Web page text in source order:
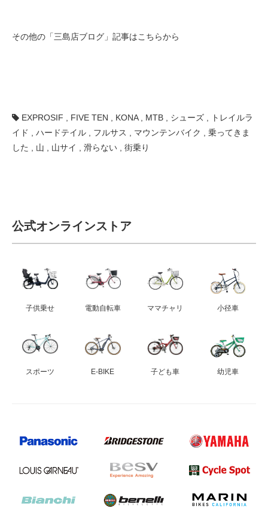
その他の「三島店ブログ」記事はこちらから
EXPROSIF FIVE TEN KONA, MTB シューズ
トレイルラ
イド
ハードテイル フルサス マウンテンバイク
乗ってきま
した
山 山サイ 滑らない 街乗り
公式オンラインストア
子供乗せ 電動自転車 ママチャリ 小径車
スポーツ E-BIKE 子ども車 幼児車